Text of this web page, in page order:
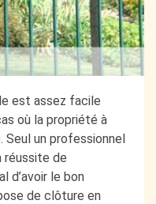
est assez facile
où la propriété à
Seul un professionnel
réussite de
d’avoir le bon
de clôture en